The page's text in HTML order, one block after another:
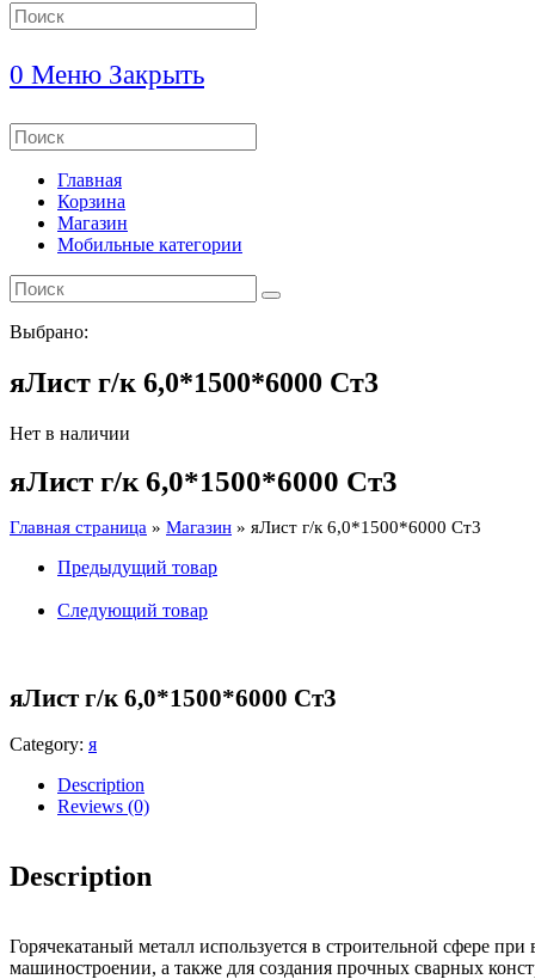
Search
this
0 Меню Закрыть
Search
this
websiteГлавная
Корзина
Магазин
Мобильные категории
Выбрано:
яЛист г/к 6,0*1500*6000 Ст3
Нет в наличии
яЛист г/к 6,0*1500*6000 Ст3
Главная страница » Магазин » яЛист г/к 6,0*1500*6000 Ст3
Предыдущий товар
Следующий товар
яЛист г/к 6,0*1500*6000 Ст3
Category: я
Description
Reviews (0)
Description
Горячекатаный металл используется в строительной сфере
машиностроении, а также для создания прочных сварных